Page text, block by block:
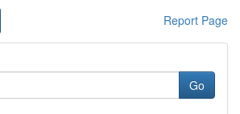
Report Page
Go